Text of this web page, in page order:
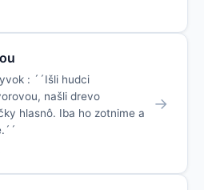
: ´´Išli hudci
našli drevo
hlasnô. Iba ho zotnime a
→